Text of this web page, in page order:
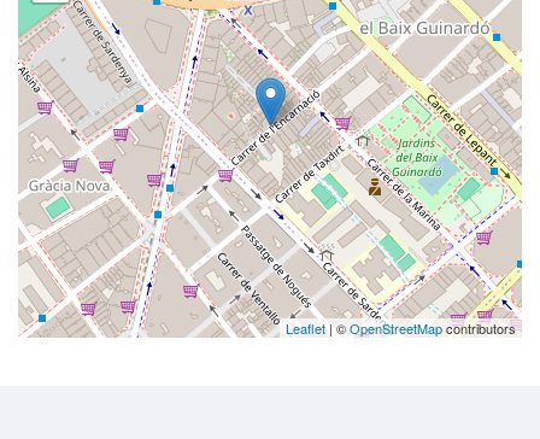
Leaflet| ©OpenStreetMapcontributors